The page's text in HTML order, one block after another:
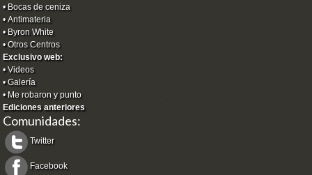
•Bocas de ceniza
•Antimateria
•Byron White
•Otros Centros
Exclusivo web:
•Videos
•Galería
•Me robaron y punto
Ediciones anteriores
Comunidades:
Twitter
Facebook